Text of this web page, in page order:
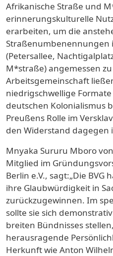
Afrikanische Straße und
erinnerungskulturelle
erarbeiten, um die
Straßenumbenennungen
(Petersallee,
M*straße) angemessen
Arbeitsgemeinschaft
niedrigschwellige
deutschen Kolonialismus
Preußens Rolle im
den Widerstand dagegen
Mnyaka Sururu Mboro
Mitglied im
Berlin e.V., sagt:„Die BVG
ihre Glaubwürdigkeit in
zurückzugewinnen. Im
sollte sie sich
breiten Bündnisses
herausragende
Herkunft wie Anton